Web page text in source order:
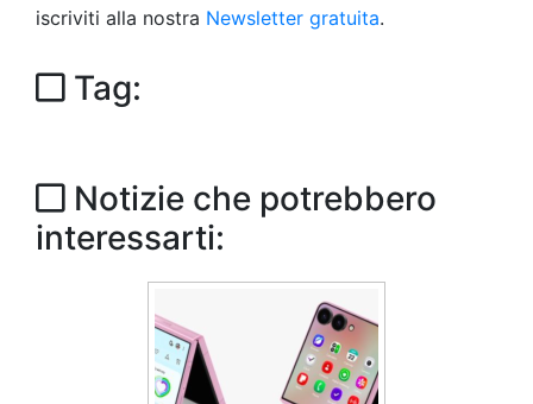
iscriviti alla nostra Newsletter gratuita.
Tag:
Notizie che potrebbero
interessarti: